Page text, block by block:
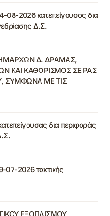
2026 κατεπείγουσας δια
Δ.Σ.
Δ. ΔΡΑΜΑΣ,
ΚΑΙ ΚΑΘΟΡΙΣΜΟΣ ΣΕΙΡΑΣ
ΣΥΜΦΩΝΑ ΜΕ ΤΙΣ
δια περιφοράς
2026 τακτικής
ΕΞΟΠΛΙΣΜΟΥ